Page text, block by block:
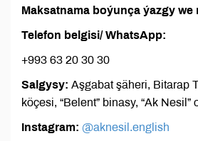
Maksatnama boýunça ýazgy we
Telefon belgisi/ WhatsApp:
+993 63 20 30 30
Salgysy: Aşgabat şäheri, Bitarap
köçesi, “Belent” binasy, “Ak Nesil”
Instagram: @aknesil.english